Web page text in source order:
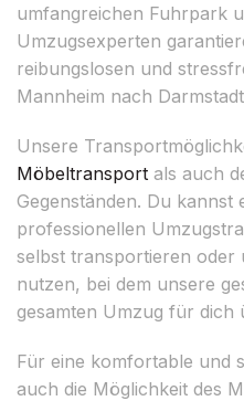
umfangreichen Fuhrpark
Umzugsexperten
reibungslosen und
Mannheim nach
Unsere
Möbeltransport als auch
Gegenständen. Du kannst
professionellen
selbst transportieren oder
nutzen, bei dem unsere
gesamten Umzug für dich
Für eine komfortable und
auch die Möglichkeit des